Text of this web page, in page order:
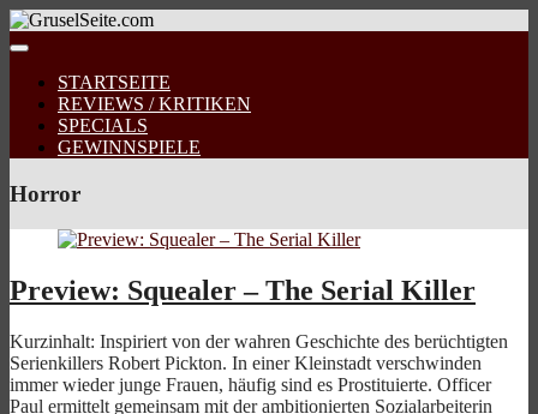
STARTSEITE
REVIEWS / KRITIKEN
SPECIALS
GEWINNSPIELE
Horror
Preview: Squealer – The Serial Killer
Kurzinhalt: Inspiriert von der wahren Geschichte des berüchtigten
Serienkillers Robert Pickton. In einer Kleinstadt verschwinden
immer wieder junge Frauen, häufig sind es Prostituierte. Officer
Paul ermittelt gemeinsam mit der ambitionierten Sozialarbeiterin